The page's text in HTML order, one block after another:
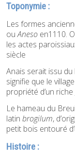
Toponymie :
Les formes
ouAnesoen1110.
les actes
siècle
Anais serait issu
signifie que le
propriété d’un
Le hameau du
latin brogilum,
petit bois entouré
Histoire :